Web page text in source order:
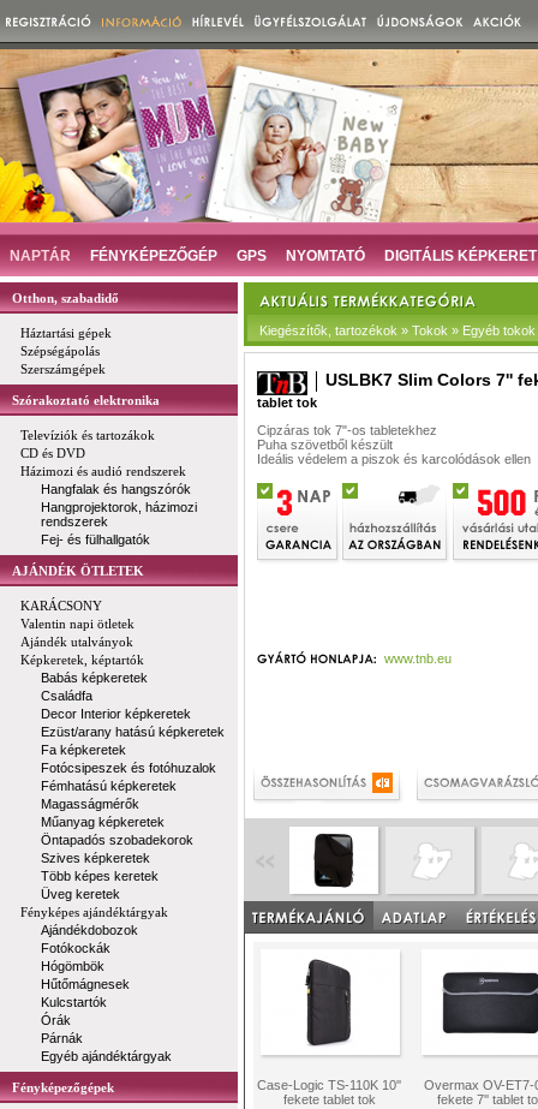
NAPTÁR FÉNYKÉPEZŐGÉP GPS NYOMTATÓ DIGITÁLIS KÉPKERET
Otthon, szabadidő
Háztartási gépek
Szépségápolás
Szerszámgépek
Szórakoztató elektronika
Televíziók és tartozákok
CD és DVD
Házimozi és audió rendszerek
Hangfalak és hangszórók
Hangprojektorok, házimozi
rendszerek
Fej- és fülhallgatók
AJÁNDÉK ÖTLETEK
KARÁCSONY
Valentin napi ötletek
Ajándék utalványok
Képkeretek, képtartók
Babás képkeretek
Családfa
Decor Interior képkeretek
Ezüst/arany hatású képkeretek
Fa képkeretek
Fotócsipeszek és fotóhuzalok
Fémhatású képkeretek
Magasságmérők
Műanyag képkeretek
Öntapadós szobadekorok
Szives képkeretek
Több képes keretek
Üveg keretek
Fényképes ajándéktárgyak
Ajándékdobozok
Fotókockák
Hógömbök
Hűtőmágnesek
Kulcstartók
Órák
Párnák
Egyéb ajándéktárgyak
Fényképezőgépek
Kiegészítők, tartozékok » Tokok » Egyéb tokok
USLBK7 Slim Colors 7''
tablet tok
Cipzáras tok 7"-os tabletekhez
Puha szövetből készült
Ideális védelem a piszok és karcolódások ellen
www.tnb.eu
Case-Logic TS-110K 10''
fekete tablet tok
Overmax OV-ET7-
fekete 7'' tablet